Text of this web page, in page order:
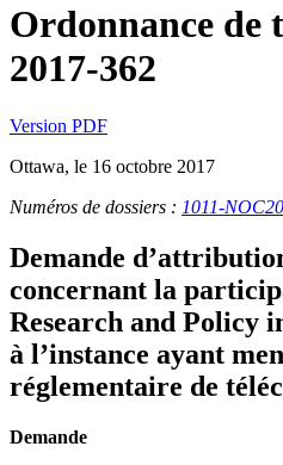
Ordonnance de
2017-362
Version PDF
Ottawa, le 16 octobre 2017
Numéros de dossiers : 1011-
Demande
concernant la
Research and Policy
à l’instance ayant
réglementaire de
Demande